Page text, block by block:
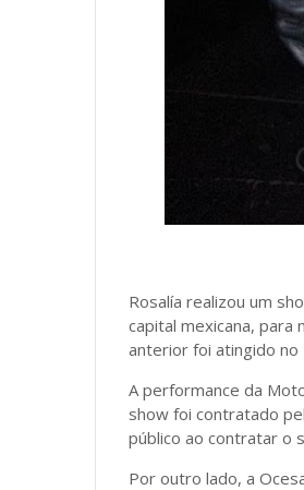
Rosalía realizou um
capital mexicana, para
anterior foi atingido no
A performance da
show foi contratado
público ao contratar o
Por outro lado, a